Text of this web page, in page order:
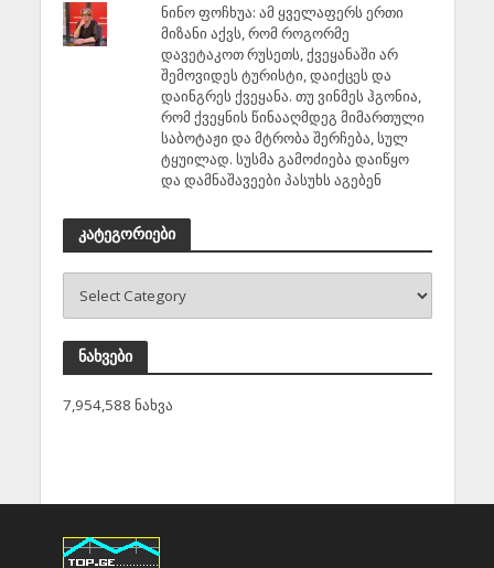
ნინო ფოჩხუა: ამ ყველაფერს ერთი
მიზანი აქვს, რომ როგორმე
დავეტაკოთ რუსეთს, ქვეყანაში არ
შემოვიდეს ტურისტი, დაიქცეს და
დაინგრეს ქვეყანა. თუ ვინმეს ჰგონია,
რომ ქვეყნის წინააღმდეგ მიმართული
საბოტაჟი და მტრობა შერჩება, სულ
ტყუილად. სუსმა გამოძიება დაიწყო
და დამნაშავეები პასუხს აგებენ
კატეგორიები
ნახვები
7,954,588 ნახვა